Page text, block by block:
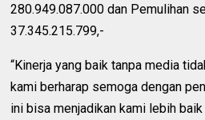
280.949.087.000 dan Pemulihan
37.345.215.799,-
“Kinerja yang baik tanpa media
kami berharap semoga dengan
ini bisa menjadikan kami lebih